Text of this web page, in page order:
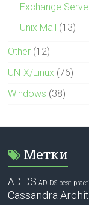
Exchange
Unix Mail (13)
Other (12)
UNIX/Linux (76)
Windows (38)
Метки
AD DS AD DS best
Cassandra